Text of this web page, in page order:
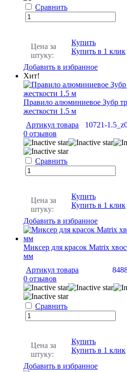
Сравнить
Цена за
штуку:
Купить
Купить в 1 клик
Добавить в избранное
Хит!
Правило алюминиевое Зубр
жесткости 1.5 м
Артикул товара
10721-
0 отзывов
Сравнить
Цена за
штуку:
Купить
Купить в 1 клик
Добавить в избранное
Миксер для красок Matrix
мм
Артикул товара
0 отзывов
Сравнить
Цена за
штуку:
Купить
Купить в 1 клик
Добавить в избранное